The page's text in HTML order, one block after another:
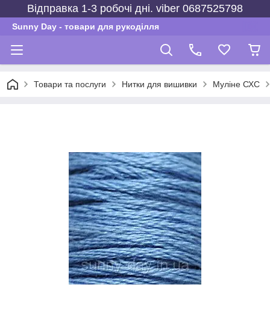
Відправка 1-3 робочі дні. viber 0687525798
Sunny Day - товари для рукоділля
Товари та послуги Нитки для вишивки Муліне СХС